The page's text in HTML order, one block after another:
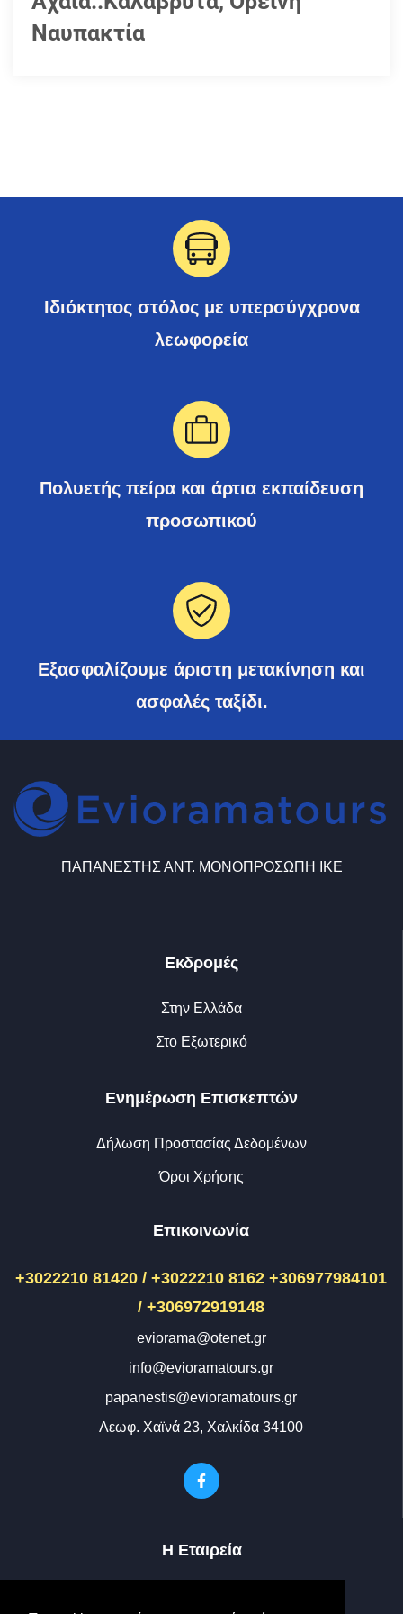
Ναυπακτία
Ιδιόκτητος στόλος με υπερσύγχρονα
λεωφορεία
Πολυετής πείρα και άρτια εκπαίδευση
προσωπικού
Εξασφαλίζουμε άριστη μετακίνηση και
ασφαλές ταξίδι.
ΠΑΠΑΝΕΣΤΗΣ ΑΝΤ. ΜΟΝΟΠΡΟΣΩΠΗ ΙΚΕ
Εκδρομές
Στην Ελλάδα
Στο Εξωτερικό
Ενημέρωση Επισκεπτών
Δήλωση Προστασίας Δεδομένων
Όροι Χρήσης
Επικοινωνία
+3022210 81420 / +3022210 8162 +306977984101
/ +306972919148
eviorama@otenet.gr
info@evioramatours.gr
papanestis@evioramatours.gr
Λεωφ. Χαϊνά 23, Χαλκίδα 34100
Η Εταιρεία